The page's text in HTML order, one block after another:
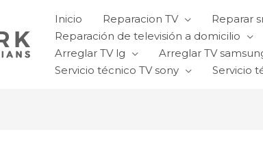
Inicio Reparacion TV Reparar
Reparación de televisión a domicilio
Arreglar TV lg
Arreglar TV
Servicio técnico TV sony
Servicio